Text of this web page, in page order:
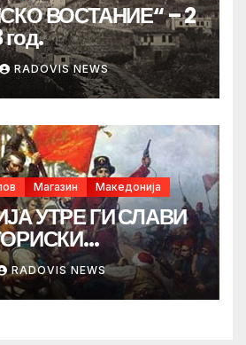
ВОСТАНИЕ“ – 2
год.
RADOVIS NEWS
Магазин Македонија
УТРЕ ГИ СЛАВИ
RADOVIS NEWS